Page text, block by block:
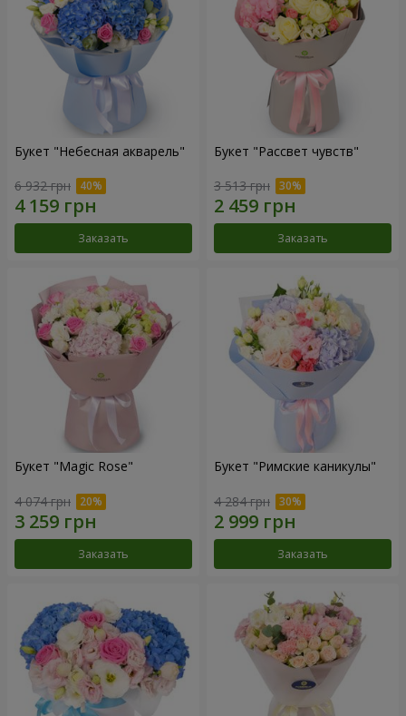
Букет "Небесная акварель"
6 932 грн
Заказать
Букет "Рассвет чувств"
3 513 грн
Заказать
Букет "Magic Rose"
4 074 грн
Заказать
Букет "Римские каникулы"
4 284 грн
Заказать